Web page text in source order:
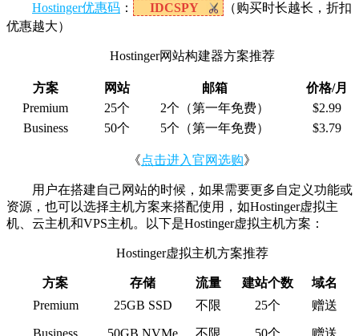
Hostinger优惠码 ： IDCSPY
（购买时长越长，折扣
优惠越大）
Hostinger网站构建器方案推荐
方案 网站 邮箱
价格/月
Premium
25个 2个（第一年免费）
$2.99
Business
50个 5个（第一年免费） $3.79
《点击进入官网选购》
用户在搭建自己网站的时候，如果需要更多自定义功能或
资源，也可以选择主机方案来搭配使用，如Hostinger虚拟主
机、云主机和VPS主机。以下是Hostinger虚拟主机方案：
Hostinger虚拟主机方案推荐
方案 存储 流量 建站个数
域名
Premium
25GB SSD 不限 25个 赠送